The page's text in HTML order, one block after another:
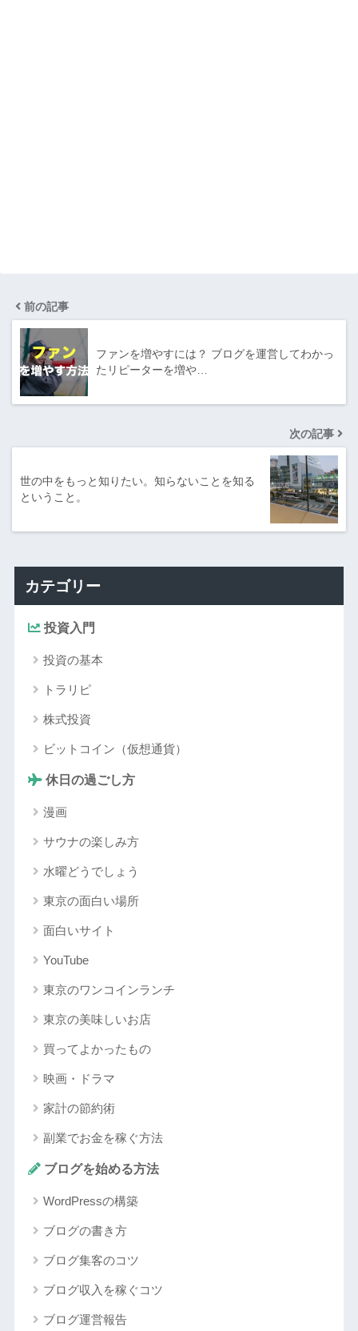
前の記事
ファンを増やすには？ ブログを運営してわかっ
たリピーターを増や…
次の記事
世の中をもっと知りたい。知らないことを知る
ということ。
カテゴリー
投資入門
投資の基本
トラリピ
株式投資
ビットコイン（仮想通貨）
休日の過ごし方
漫画
サウナの楽しみ方
水曜どうでしょう
東京の面白い場所
面白いサイト
YouTube
東京のワンコインランチ
東京の美味しいお店
買ってよかったもの
映画・ドラマ
家計の節約術
副業でお金を稼ぐ方法
ブログを始める方法
WordPressの構築
ブログの書き方
ブログ集客のコツ
ブログ収入を稼ぐコツ
ブログ運営報告